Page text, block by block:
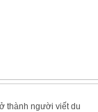
thành người viết du